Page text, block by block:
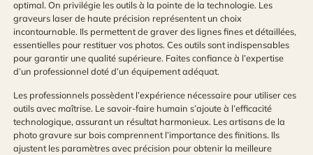
optimal. On privilégie les outils à la pointe de la technologie. Les
graveurs laser de haute précision représentent un choix
incontournable. Ils permettent de graver des lignes fines et détaillées,
essentielles pour restituer vos photos. Ces outils sont indispensables
pour garantir une qualité supérieure. Faites confiance à l’expertise
d’un professionnel doté d’un équipement adéquat.
Les professionnels possèdent l’expérience nécessaire pour utiliser ces
outils avec maîtrise. Le savoir-faire humain s’ajoute à l’efficacité
technologique, assurant un résultat harmonieux. Les artisans de la
photo gravure sur bois comprennent l’importance des finitions. Ils
ajustent les paramètres avec précision pour obtenir la meilleure